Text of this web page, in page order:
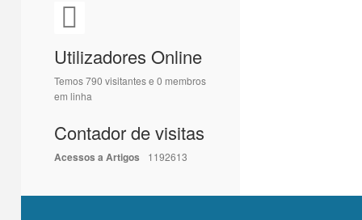
Utilizadores Online
Temos 790 visitantes e 0 membros
em linha
Contador de visitas
Acessos a Artigos 1192613